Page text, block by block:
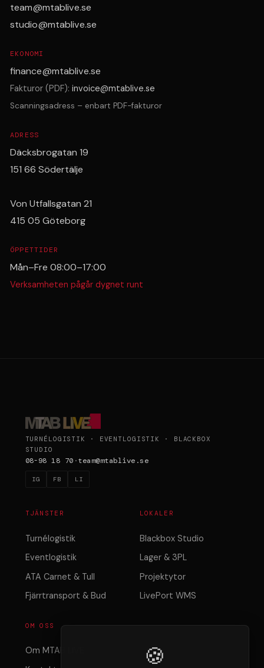
team@mtablive.se
studio@mtablive.se
EKONOMI
finance@mtablive.se
Fakturor (PDF): invoice@mtablive.se
Scanningsadress – enbart PDF-fakturor
ADRESS
Däcksbrogatan 19
151 66 Södertälje
Von Utfallsgatan 21
415 05 Göteborg
ÖPPETTIDER
Mån–Fre 08:00–17:00
Verksamheten pågår dygnet runt
TURNÉLOGISTIK · EVENTLOGISTIK · BLACKBOX
STUDIO
08-98 18 70 ·team@mtablive.se
IG FB LI
TJÄNSTER
Turnélogistik
Eventlogistik
ATA Carnet & Tull
Fjärrtransport & Bud
LOKALER
Blackbox Studio
Lager & 3PL
Projektytor
LivePort WMS
OM OSS
Om MTAB LIVE
🍪